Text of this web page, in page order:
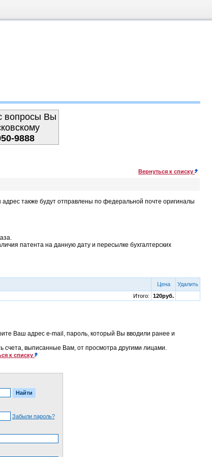
вопросы Вы
9888
Вернуться к списку
также будут отправлены по федеральной почте оригиналы
патента на данную дату и пересылке бухгалтерских
Цена
Удалить
Итого:
120руб.
Ваш адрес e-mail, пароль, который Вы вводили ранее и
счета, выписанные Вам, от просмотра другими лицами.
к списку
Забыли пароль?